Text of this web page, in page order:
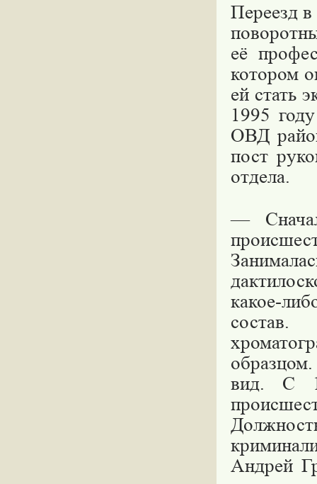
Переезд
её
котором
ей стать
1995
ОВД
пост
отдела.
—
какое-
вид. С
Андрей